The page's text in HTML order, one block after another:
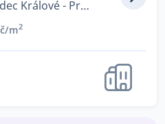
Veverkova 1397/23, Hradec Králové - Pražské Předměstí
m2